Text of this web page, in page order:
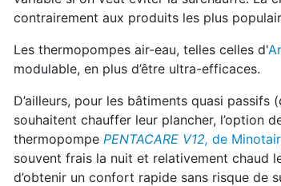
contrairement aux produits les plus
Les thermopompes air-eau, telles celles d'
modulable, en plus d’être ultra-efficaces.
D’ailleurs, pour les bâtiments quasi
souhaitent chauffer leur plancher, l’option
thermopompe PENTACARE V12, de Minotair
souvent frais la nuit et relativement chaud
d’obtenir un confort rapide sans risque de